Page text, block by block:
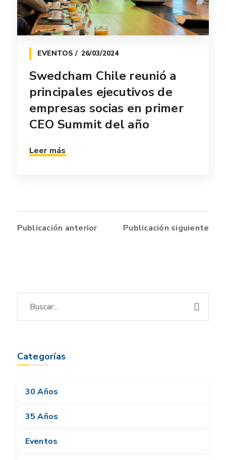
EVENTOS 26/03/2024
Swedcham Chile reunió a
principales ejecutivos de
empresas socias en primer
CEO Summit del año
Leer más
Publicación anterior Publicación siguiente
Categorías
30 Años
35 Años
Eventos